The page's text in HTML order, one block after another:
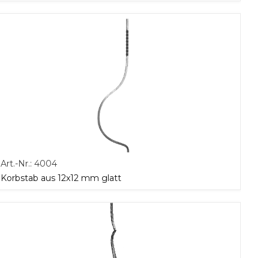
Art.-Nr.: 4004
Korbstab aus 12x12 mm glatt